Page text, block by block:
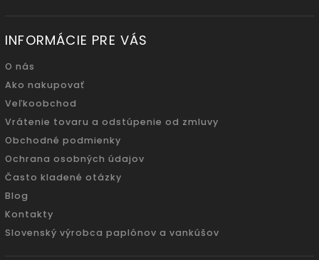
INFORMÁCIE PRE VÁS
O nás
Ako nakupovať
Veľkoobchod
Vrátenie tovaru a odstúpenie od zmluvy
Obchodné podmienky
Ochrana osobných údajov
Často kladené otázky
Blog
Kontakty
Slovenský výrobca paplónov a vankúšov